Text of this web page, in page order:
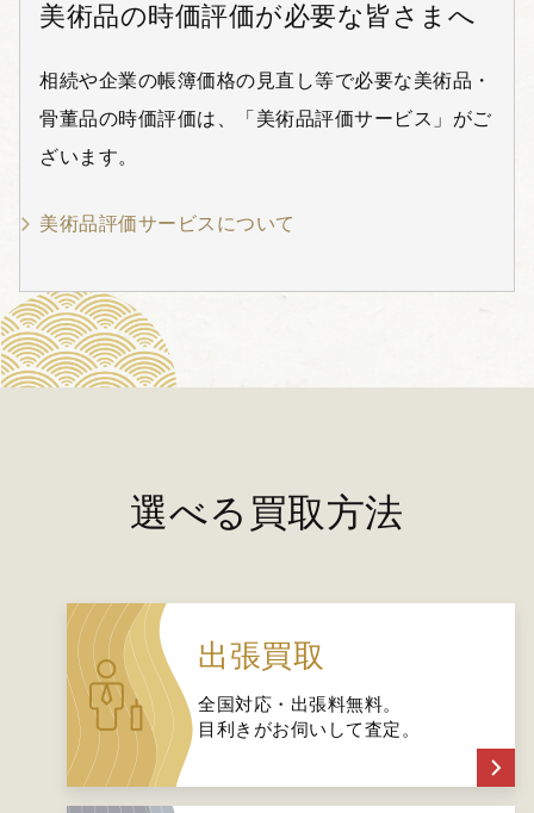
美術品の時価評価が必要な皆さまへ
相続や企業の帳簿価格の見直し等で必要な美術品・
骨董品の時価評価は、「美術品評価サービス」がご
ざいます。
美術品評価サービスについて
選べる買取方法
出張買取
全国対応・出張料無料。
目利きがお伺いして査定。